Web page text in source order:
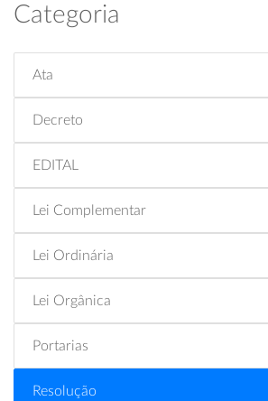
Categoria
Ata
Decreto
EDITAL
Lei Complementar
Lei Ordinária
Lei Orgânica
Portarias
Resolução